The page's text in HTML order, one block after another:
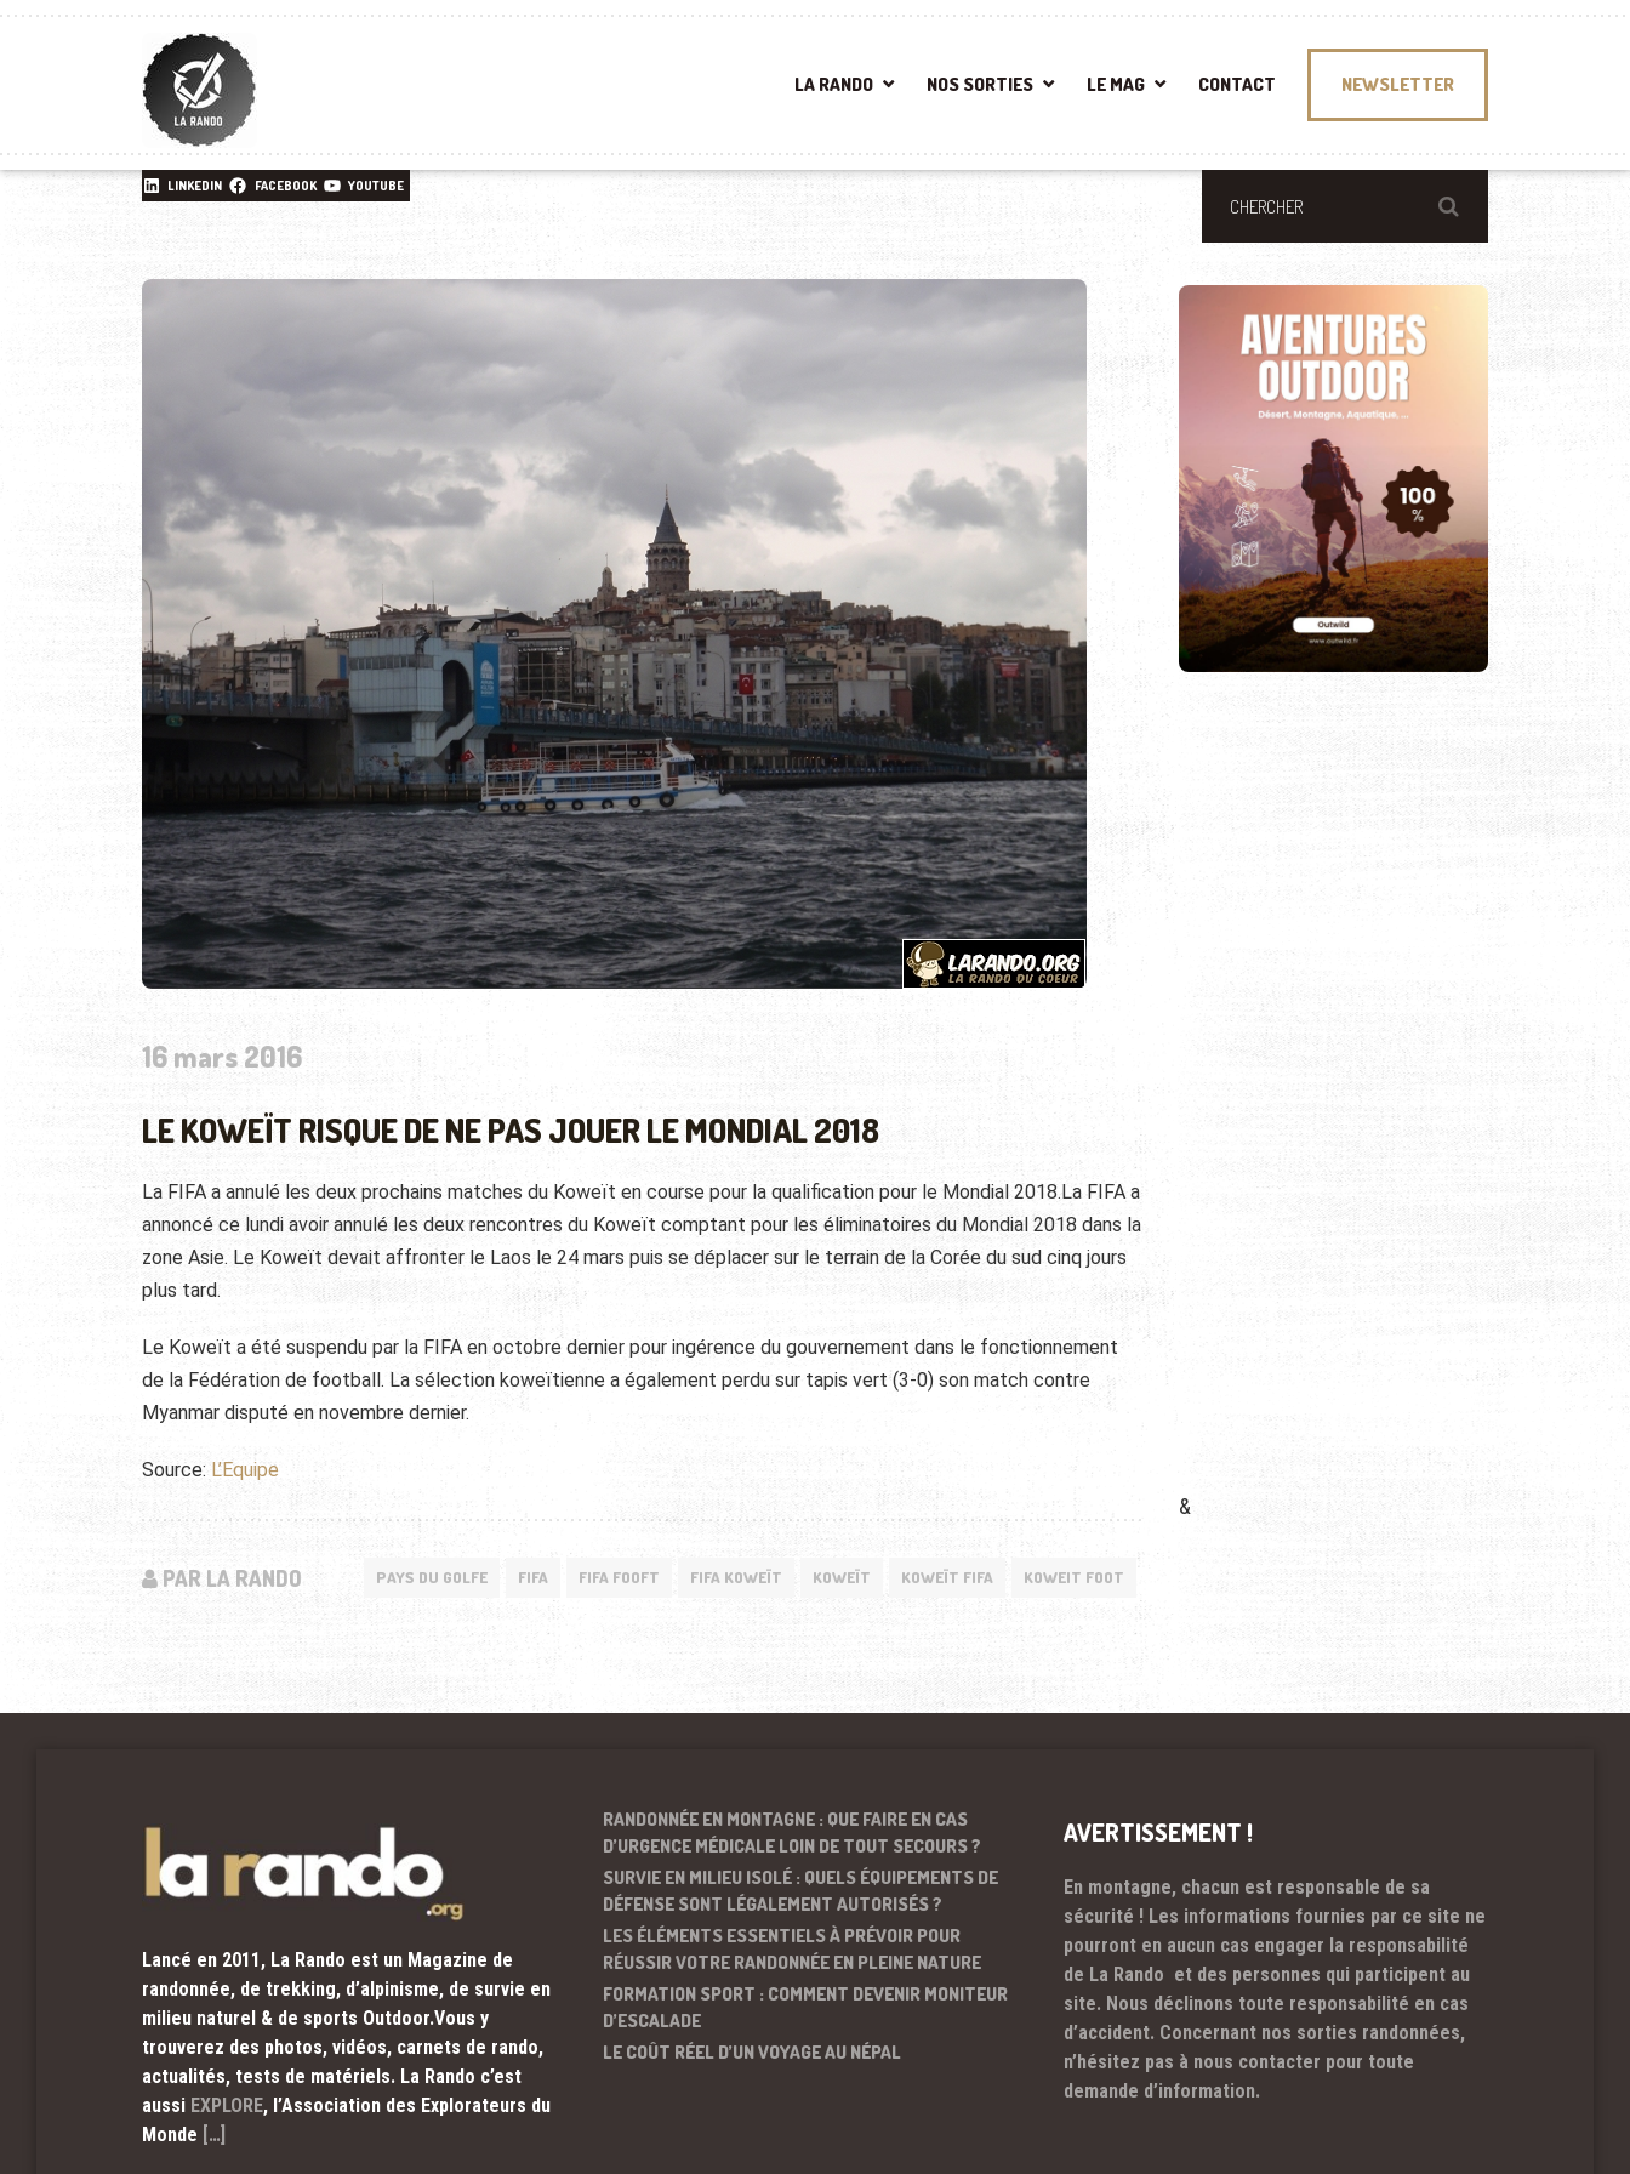
LA RANDO NOS SORTIES LE MAG CONTACT NEWSLETTER
LINKEDIN FACEBOOK YOUTUBE
16 mars 2016
LE KOWEÏT RISQUE DE NE PAS JOUER LE MONDIAL 2018
La FIFA a annulé les deux prochains matches du Koweït en course pour la qualification pour le Mondial 2018.La FIFA a
annoncé ce lundi avoir annulé les deux rencontres du Koweït comptant pour les éliminatoires du Mondial 2018 dans la
zone Asie. Le Koweït devait affronter le Laos le 24 mars puis se déplacer sur le terrain de la Corée du sud cinq jours
plus tard.
Le Koweït a été suspendu par la FIFA en octobre dernier pour ingérence du gouvernement dans le fonctionnement
de la Fédération de football. La sélection koweïtienne a également perdu sur tapis vert (3-0) son match contre
Myanmar disputé en novembre dernier.
Source: L’Equipe
PAR LA RANDO PAYS DU GOLFE FIFA FIFA FOOFT FIFA KOWEÏT KOWEÏT KOWEÏT FIFA KOWEIT FOOT
&
Lancé en 2011, La Rando est un Magazine de
randonnée, de trekking, d’alpinisme, de survie en
milieu naturel & de sports Outdoor.Vous y
trouverez des photos, vidéos, carnets de rando,
actualités, tests de matériels. La Rando c’est
aussi EXPLORE, l’Association des Explorateurs du
Monde […]
RANDONNÉE EN MONTAGNE : QUE FAIRE EN CAS
D’URGENCE MÉDICALE LOIN DE TOUT SECOURS ?
SURVIE EN MILIEU ISOLÉ : QUELS ÉQUIPEMENTS DE
DÉFENSE SONT LÉGALEMENT AUTORISÉS ?
LES ÉLÉMENTS ESSENTIELS À PRÉVOIR POUR
RÉUSSIR VOTRE RANDONNÉE EN PLEINE NATURE
FORMATION SPORT : COMMENT DEVENIR MONITEUR
D’ESCALADE
LE COÛT RÉEL D’UN VOYAGE AU NÉPAL
AVERTISSEMENT !
En montagne, chacun est responsable de sa
sécurité ! Les informations fournies par ce site ne
pourront en aucun cas engager la responsabilité
de La Rando et des personnes qui participent au
site. Nous déclinons toute responsabilité en cas
d’accident. Concernant nos sorties randonnées,
n’hésitez pas à nous contacter pour toute
demande d’information.